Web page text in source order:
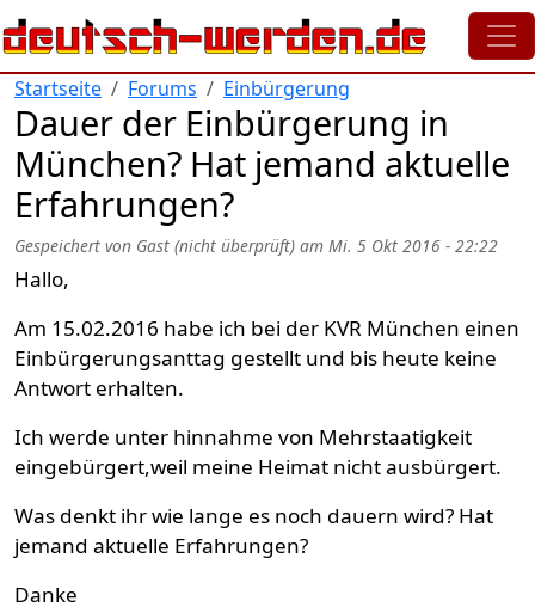
Direkt zum Inhalt
Startseite Forums Einbürgerung
Dauer der Einbürgerung in
München? Hat jemand aktuelle
Erfahrungen?
Gespeichert von Gast (nicht überprüft) am Mi. 5 Okt 2016 - 22:22
Hallo,
Am 15.02.2016 habe ich bei der KVR München einen
Einbürgerungsanttag gestellt und bis heute keine
Antwort erhalten.
Ich werde unter hinnahme von Mehrstaatigkeit
eingebürgert,weil meine Heimat nicht ausbürgert.
Was denkt ihr wie lange es noch dauern wird? Hat
jemand aktuelle Erfahrungen?
Danke